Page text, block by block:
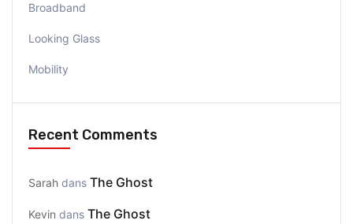
Broadband
Looking Glass
Mobility
Recent Comments
Sarah dans The Ghost
Kevin dans The Ghost